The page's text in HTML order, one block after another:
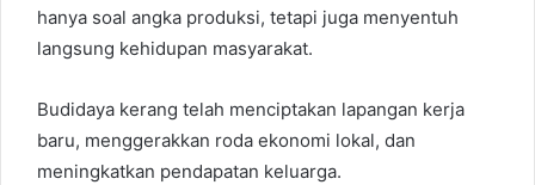
hanya soal angka produksi, tetapi juga menyentuh
langsung kehidupan masyarakat.
Budidaya kerang telah menciptakan lapangan kerja
baru, menggerakkan roda ekonomi lokal, dan
meningkatkan pendapatan keluarga.